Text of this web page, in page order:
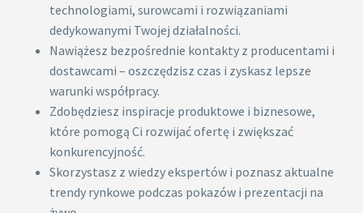
technologiami, surowcami i rozwiązaniami
dedykowanymi Twojej działalności.
Nawiążesz bezpośrednie kontakty z producentami i
dostawcami – oszczędzisz czas i zyskasz lepsze
warunki współpracy.
Zdobędziesz inspiracje produktowe i biznesowe,
które pomogą Ci rozwijać ofertę i zwiększać
konkurencyjność.
Skorzystasz z wiedzy ekspertów i poznasz aktualne
trendy rynkowe podczas pokazów i prezentacji na